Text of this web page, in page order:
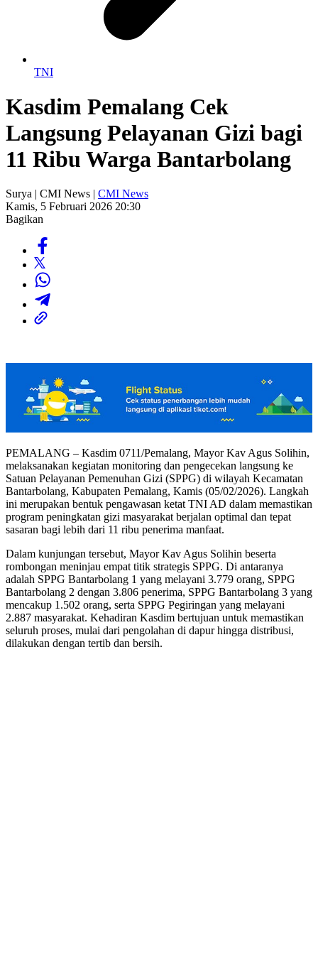
TNI
Kasdim Pemalang Cek
Langsung Pelayanan Gizi bagi
11 Ribu Warga Bantarbolang
Surya | CMI News | CMI News
Kamis, 5 Februari 2026 20:30
Bagikan
PEMALANG – Kasdim 0711/Pemalang, Mayor Kav Agus Solihin,
melaksanakan kegiatan monitoring dan pengecekan langsung ke
Satuan Pelayanan Pemenuhan Gizi (SPPG) di wilayah Kecamatan
Bantarbolang, Kabupaten Pemalang, Kamis (05/02/2026). Langkah
ini merupakan bentuk pengawasan ketat TNI AD dalam memastikan
program peningkatan gizi masyarakat berjalan optimal dan tepat
sasaran bagi lebih dari 11 ribu penerima manfaat.
Dalam kunjungan tersebut, Mayor Kav Agus Solihin beserta
rombongan meninjau empat titik strategis SPPG. Di antaranya
adalah SPPG Bantarbolang 1 yang melayani 3.779 orang, SPPG
Bantarbolang 2 dengan 3.806 penerima, SPPG Bantarbolang 3 yang
mencakup 1.502 orang, serta SPPG Pegiringan yang melayani
2.887 masyarakat. Kehadiran Kasdim bertujuan untuk memastikan
seluruh proses, mulai dari pengolahan di dapur hingga distribusi,
dilakukan dengan tertib dan bersih.